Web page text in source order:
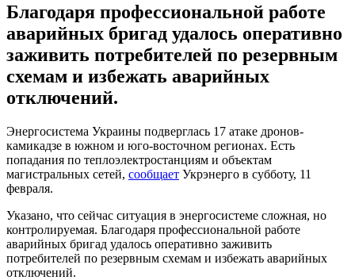
Благодаря профессиональной работе
аварийных бригад удалось оперативно
заживить потребителей по резервным
схемам и избежать аварийных
отключений.
Энергосистема Украины подверглась 17 атаке дронов-
камикадзе в южном и юго-восточном регионах. Есть
попадания по теплоэлектростанциям и объектам
магистральных сетей, сообщает Укрэнерго в субботу, 11
февраля.
Указано, что сейчас ситуация в энергосистеме сложная, но
контролируемая. Благодаря профессиональной работе
аварийных бригад удалось оперативно заживить
потребителей по резервным схемам и избежать аварийных
отключений.